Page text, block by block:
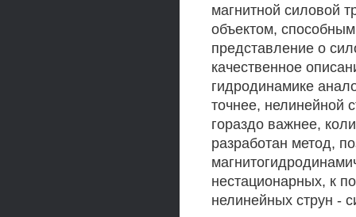
магнитной силовой
объектом,
представление о
качественное
гидродинамике
точнее, нелинейной
гораздо важнее,
разработан метод,
нестационарных, к
нелинейных струн -